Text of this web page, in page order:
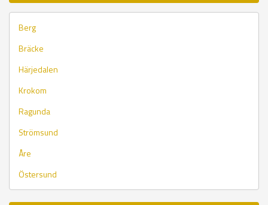
Berg
Bräcke
Härjedalen
Krokom
Ragunda
Strömsund
Åre
Östersund